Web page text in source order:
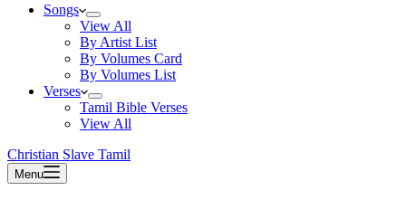
Songs
View All
By Artist List
By Volumes Card
By Volumes List
Verses
Tamil Bible Verses
View All
Christian Slave Tamil
Menu